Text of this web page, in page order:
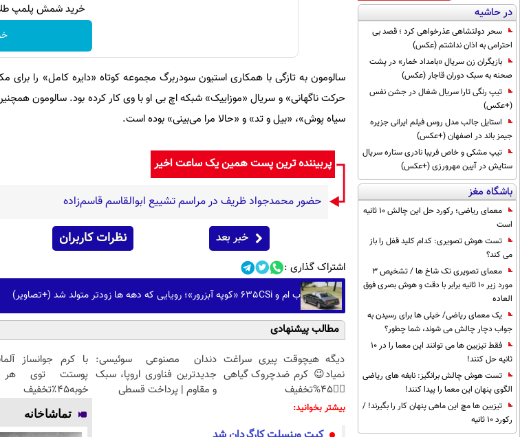
در حاشیه
سحر دولتشاهی عذرخواهی کرد ؛ قصد بی
احترامی به اذان نداشتم (عکس)
بازیگران زن سریال «بامداد خمار» در پشت
صحنه به سبک دوران قاجار (عکس)
تیپ رنگی تارا سریال شغال در جشن نفس
(+عکس)
استایل جالب مدل روس فیلم ایرانی جزیره
جیمز باند در اصفهان (+عکس)
تیپ مشکی و خاص فریبا نادری ستاره سریال
ستایش در آیین مهرورزی (+عکس)
باشگاه مغز
معمای ریاضی؛ رکورد حل این چالش 10 ثانیه
است
تست هوش تصویری: کدام کلید قفل را باز
می کند؟
معمای تصویری تک شاخ ها / تشخیص 3
مورد زیر 10 ثانیه برابر با دقت و هوش بصری فوق
العاده
یک معمای ریاضی/ خیلی ها برای رسیدن به
جواب دچار چالش می شوند، شما چطور؟
فقط تیزبین ها می توانند این معما را در 10
ثانیه حل کنند!
تست هوش چالش برانگیز: نابغه های ریاضی
الگوی پنهان این معما را پیدا کنند!
تیزبین ها مچ این ماهی پنهان کار را بگیرند! /
رکورد 10 ثانیه
خرید شمش پلمپ طلاسی، از ۰.۵
سالومون به تازگی با همکاری استیون سودربرگ مجموعه کوتاه «دایره کامل» را
حرکت ناگهانی» و سریال «موزاییک» شبکه اچ بی او با وی کار کرده بود. سالومون
سیاه پوش»، «بیل و تد» و «حالا مرا می‌بینی» بوده است.
پربیننده ترین پست همین یک ساعت اخیر
حضور محمدجواد ظریف در مراسم تشییع ابوالقاسم قاسم‌زاده
خبر بعد نظرات کاربران
اشتراک گذاری :
ب ام و 635CSi «کوپه آبزرور»؛ رویایی که دهه ها زودتر متولد شد (+تصاویر)
مطالب پیشنهادی
دیگه هیچوقت پیری سراغت
نمیاد😉 کرم ضدچروک گیاهی
👈🏻45%تخفیف
دندان مصنوعی سوئیسی:
جدیدترین فناوری اروپا، سبک
و مقاوم | پرداخت قسطی
با کرم جوانساز
پوستت توی
خوبه۴۵٪تخفیف
بیشتر بخوانید: تماشاخانه